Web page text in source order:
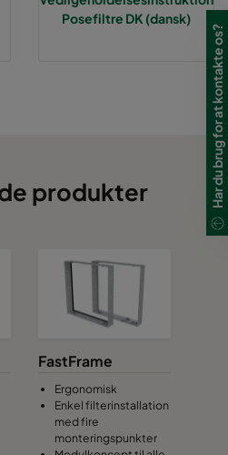
Posefiltre DK (dansk)
produkter
FastFrame
Ergonomisk
Enkel filterinstallation
med fire
monteringspunkter
Har du brug for at kontakte os?